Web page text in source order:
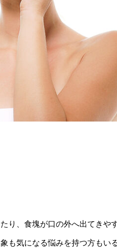
り、食塊が口の外へ出てきや
も気になる悩みを持つ方もい